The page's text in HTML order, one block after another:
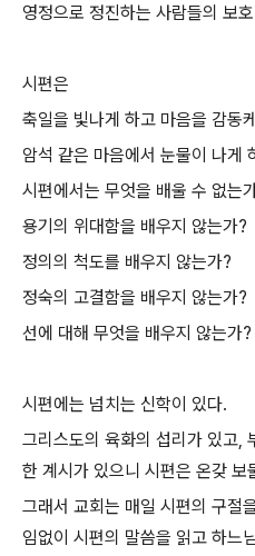
영정으로 정진하는 사람들의 보
시편은
축일을 빛나게 하고 마음을 감동
암석 같은 마음에서 눈물이 나게
시편에서는 무엇을 배울 수 없는
용기의 위대함을 배우지 않는가?
정의의 척도를 배우지 않는가?
정숙의 고결함을 배우지 않는가?
선에 대해 무엇을 배우지 않는가?
시편에는 넘치는 신학이 있다.
그리스도의 육화의 섭리가 있고,
한 계시가 있으니 시편은 온갖 보
그래서 교회는 매일 시편의 구절
임없이 시편의 말씀을 읽고 하느